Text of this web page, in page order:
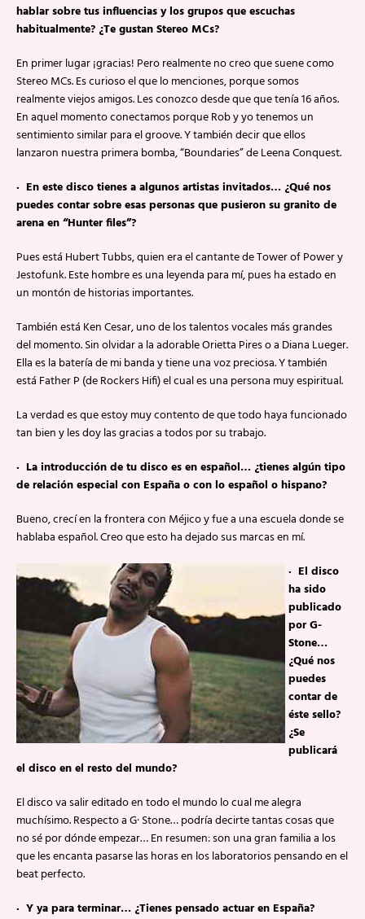
hablar sobre tus influencias y los grupos que escuchas
habitualmente? ¿Te gustan Stereo MCs?
En primer lugar ¡gracias! Pero realmente no creo que suene como
Stereo MCs. Es curioso el que lo menciones, porque somos
realmente viejos amigos. Les conozco desde que que tenía 16 años.
En aquel momento conectamos porque Rob y yo tenemos un
sentimiento similar para el groove. Y también decir que ellos
lanzaron nuestra primera bomba, “Boundaries” de Leena Conquest.
· En este disco tienes a algunos artistas invitados… ¿Qué nos
puedes contar sobre esas personas que pusieron su granito de
arena en “Hunter files”?
Pues está Hubert Tubbs, quien era el cantante de Tower of Power y
Jestofunk. Este hombre es una leyenda para mí, pues ha estado en
un montón de historias importantes.
También está Ken Cesar, uno de los talentos vocales más grandes
del momento. Sin olvidar a la adorable Orietta Pires o a Diana Lueger.
Ella es la batería de mi banda y tiene una voz preciosa. Y también
está Father P (de Rockers Hifi) el cual es una persona muy espiritual.
La verdad es que estoy muy contento de que todo haya funcionado
tan bien y les doy las gracias a todos por su trabajo.
· La introducción de tu disco es en español… ¿tienes algún tipo
de relación especial con España o con lo español o hispano?
Bueno, crecí en la frontera con Méjico y fue a una escuela donde se
hablaba español. Creo que esto ha dejado sus marcas en mí.
· El disco
ha sido
publicado
por G-
Stone…
¿Qué nos
puedes
contar de
éste sello?
¿Se
publicará
el disco en el resto del mundo?
El disco va salir editado en todo el mundo lo cual me alegra
muchísimo. Respecto a G· Stone… podría decirte tantas cosas que
no sé por dónde empezar… En resumen: son una gran familia a los
que les encanta pasarse las horas en los laboratorios pensando en el
beat perfecto.
· Y ya para terminar… ¿Tienes pensado actuar en España?